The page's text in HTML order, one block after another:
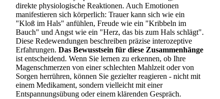
direkte physiologische Reaktionen. Auch Emotionen
manifestieren sich körperlich: Trauer kann sich wie ein
"Kloß im Hals" anfühlen, Freude wie ein "Kribbeln im
Bauch" und Angst wie ein "Herz, das bis zum Hals schlägt".
Diese Redewendungen beschreiben präzise interozeptive
Erfahrungen. Das Bewusstsein für diese Zusammenhänge
ist entscheidend. Wenn Sie lernen zu erkennen, ob Ihre
Magenschmerzen von einer schlechten Mahlzeit oder von
Sorgen herrühren, können Sie gezielter reagieren - nicht mit
einem Medikament, sondern vielleicht mit einer
Entspannungsübung oder einem klärenden Gespräch.